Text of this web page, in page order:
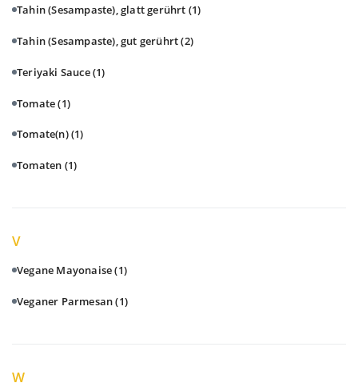
Tahin (Sesampaste), glatt gerührt (1)
Tahin (Sesampaste), gut gerührt(2)
Teriyaki Sauce(1)
Tomate(1)
Tomate(n)(1)
Tomaten (1)
V
Vegane Mayonaise(1)
Veganer Parmesan(1)
W